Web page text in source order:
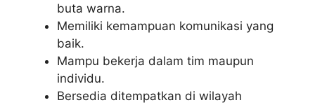
buta warna.
Memiliki kemampuan komunikasi yang
baik.
Mampu bekerja dalam tim maupun
individu.
Bersedia ditempatkan di wilayah